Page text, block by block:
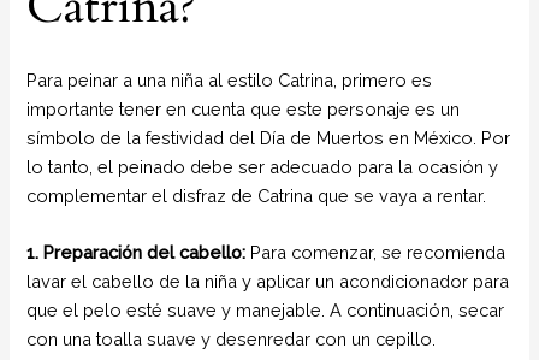
Para peinar a una niña al estilo Catrina, primero es
importante tener en cuenta que este personaje es un
símbolo de la festividad del Día de Muertos en México. Por
lo tanto, el peinado debe ser adecuado para la ocasión y
complementar el disfraz de Catrina que se vaya a rentar.
1. Preparación del cabello: Para comenzar, se recomienda
lavar el cabello de la niña y aplicar un acondicionador para
que el pelo esté suave y manejable. A continuación, secar
con una toalla suave y desenredar con un cepillo.